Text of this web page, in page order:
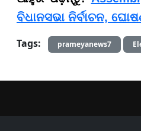
ବିଧାନସଭା ନିର୍ବାଚନ,
Tags:
prameyanews7